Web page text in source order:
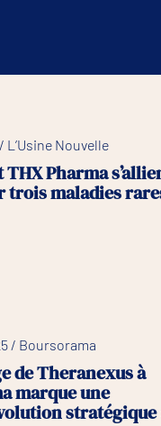
L’Usine Nouvelle
Pharma
maladies
/ Boursorama
de Theranexus à
marque une
stratégique